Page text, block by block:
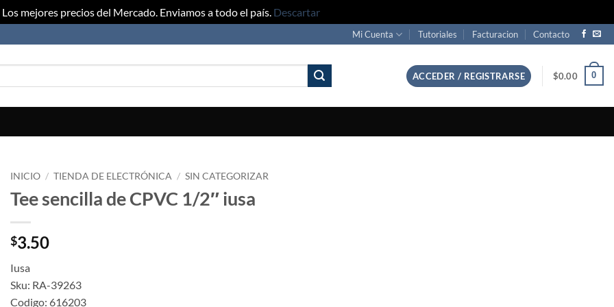
Los mejores precios del Mercado. Enviamos a todo el país. Descartar
Mi Cuenta Tutoriales Facturacion Contacto
ACCEDER / REGISTRARSE $0.00 0
INICIO / TIENDA DE ELECTRÓNICA / SIN CATEGORIZAR
Tee sencilla de CPVC 1/2″ iusa
$3.50
Iusa
Sku: RA-39263
Codigo: 616203